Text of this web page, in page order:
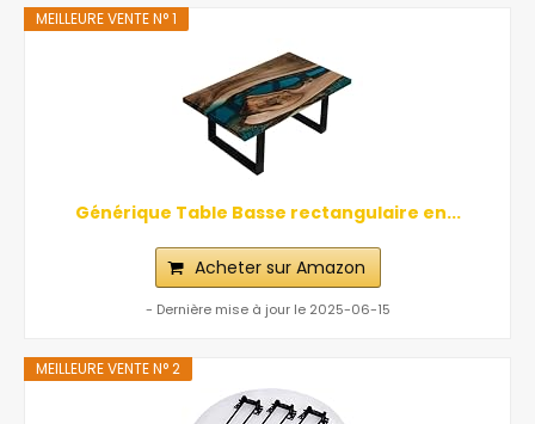
MEILLEURE VENTE N° 1
Générique Table Basse rectangulaire en...
Acheter sur Amazon
- Dernière mise à jour le 2025-06-15
MEILLEURE VENTE N° 2